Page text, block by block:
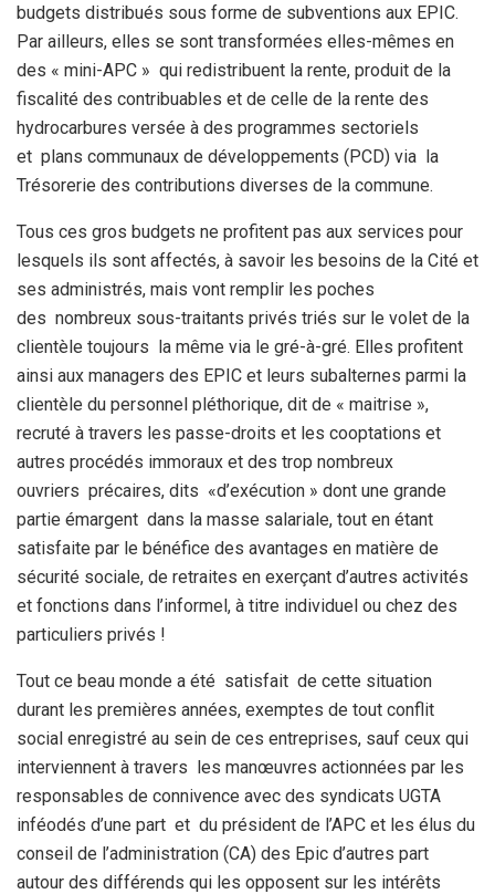
budgets distribués sous forme de subventions aux EPIC.
Par ailleurs, elles se sont transformées elles-mêmes en
des « mini-APC » qui redistribuent la rente, produit de la
fiscalité des contribuables et de celle de la rente des
hydrocarbures versée à des programmes sectoriels
et plans communaux de développements (PCD) via la
Trésorerie des contributions diverses de la commune.
Tous ces gros budgets ne profitent pas aux services pour
lesquels ils sont affectés, à savoir les besoins de la Cité et
ses administrés, mais vont remplir les poches
des nombreux sous-traitants privés triés sur le volet de la
clientèle toujours la même via le gré-à-gré. Elles profitent
ainsi aux managers des EPIC et leurs subalternes parmi la
clientèle du personnel pléthorique, dit de « maitrise »,
recruté à travers les passe-droits et les cooptations et
autres procédés immoraux et des trop nombreux
ouvriers précaires, dits «d’exécution » dont une grande
partie émargent dans la masse salariale, tout en étant
satisfaite par le bénéfice des avantages en matière de
sécurité sociale, de retraites en exerçant d’autres activités
et fonctions dans l’informel, à titre individuel ou chez des
particuliers privés !
Tout ce beau monde a été satisfait de cette situation
durant les premières années, exemptes de tout conflit
social enregistré au sein de ces entreprises, sauf ceux qui
interviennent à travers les manœuvres actionnées par les
responsables de connivence avec des syndicats UGTA
inféodés d’une part et du président de l’APC et les élus du
conseil de l’administration (CA) des Epic d’autres part
autour des différends qui les opposent sur les intérêts